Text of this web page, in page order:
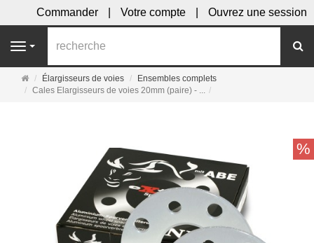
Commander Votre compte Ouvrez une session
Navigation
Page
d'accueil
Élargisseurs de voies
Ensembles complets
Cales Elargisseurs de voies 20mm (paire) - ...
%